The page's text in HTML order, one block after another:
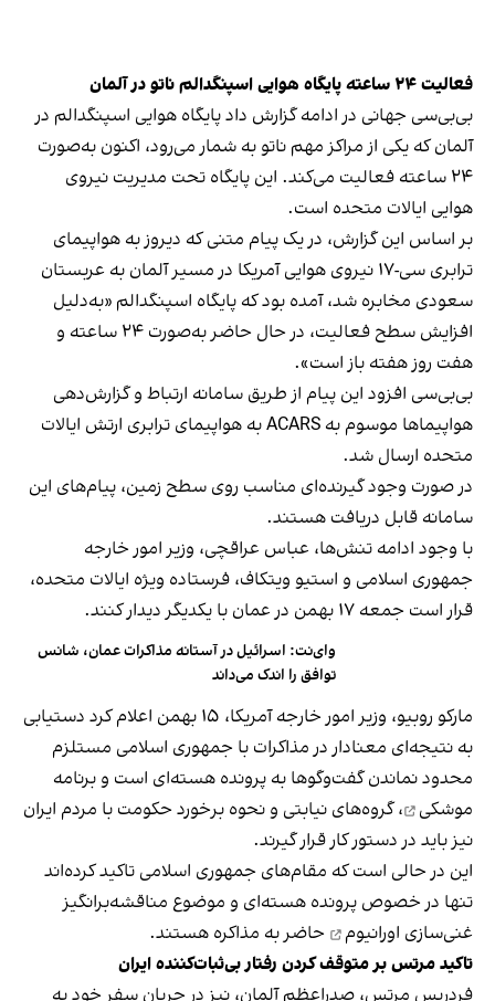
فعالیت ۲۴ ساعته پایگاه هوایی اسپنگدالم ناتو در آلمان
بی‌بی‌سی جهانی در ادامه گزارش داد پایگاه هوایی اسپنگدالم در
آلمان که یکی از مراکز مهم ناتو به شمار می‌رود، اکنون به‌صورت
۲۴ ساعته فعالیت می‌کند. این پایگاه تحت مدیریت نیروی
هوایی ایالات متحده است.
بر اساس این گزارش، در یک پیام متنی که دیروز به هواپیمای
ترابری سی-۱۷ نیروی هوایی آمریکا در مسیر آلمان به عربستان
سعودی مخابره شد، آمده بود که پایگاه اسپنگدالم «به‌دلیل
افزایش سطح فعالیت، در حال حاضر به‌صورت ۲۴ ساعته و
هفت روز هفته باز است».
بی‌بی‌سی افزود این پیام از طریق سامانه ارتباط و گزارش‌دهی
هواپیماها موسوم به ACARS به هواپیمای ترابری ارتش ایالات
متحده ارسال شد.
در صورت وجود گیرنده‌ای مناسب روی سطح زمین، پیام‌های این
سامانه قابل دریافت هستند.
با وجود ادامه تنش‌ها، عباس عراقچی، وزیر امور خارجه
جمهوری اسلامی و استیو ویتکاف، فرستاده ویژه ایالات متحده،
قرار است جمعه ۱۷ بهمن در عمان با یکدیگر دیدار کنند.
وای‌نت: اسرائیل در آستانه مذاکرات عمان، شانس
توافق را اندک می‌داند
مارکو روبیو، وزیر امور خارجه آمریکا، ۱۵ بهمن اعلام کرد دستیابی
به نتیجه‌ای معنادار در مذاکرات با جمهوری اسلامی مستلزم
محدود نماندن گفت‌وگوها به پرونده هسته‌ای است وبرنامه
موشکی
، گروه‌های نیابتی و نحوه برخورد حکومت با مردم ایران
نیز باید در دستور کار قرار گیرند.
این در حالی است که مقام‌های جمهوری اسلامی تاکید کرده‌اند
تنها در خصوص پرونده هسته‌ای و موضوع مناقشه‌برانگیز
غنی‌سازی اورانیوم
حاضر به مذاکره هستند.
تاکید مرتس بر متوقف کردن رفتار بی‌ثبات‌کننده ایران
فردریس مرتس، صدراعظم آلمان، نیز در جریان سفر خود به